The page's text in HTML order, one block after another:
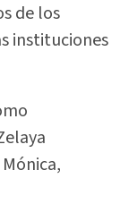
de los
instituciones